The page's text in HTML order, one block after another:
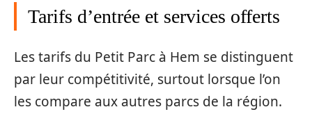
Tarifs d’entrée et services offerts
Les tarifs du Petit Parc à Hem se distinguent
par leur compétitivité, surtout lorsque l’on
les compare aux autres parcs de la région.